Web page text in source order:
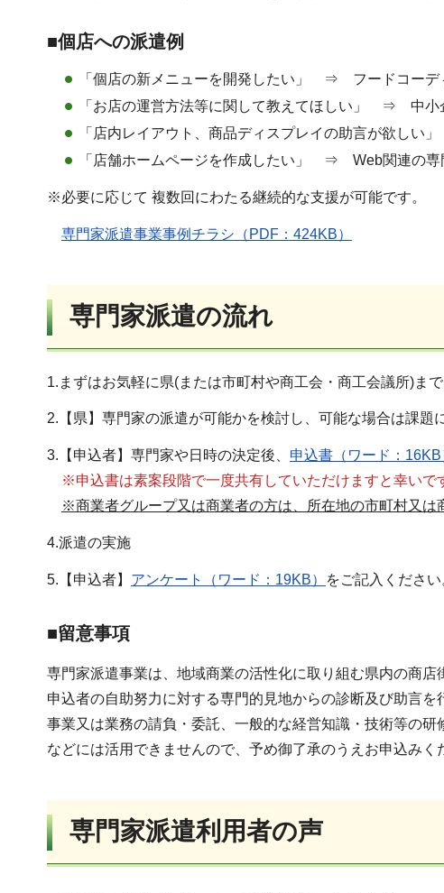
■個店への派遣例
「個店の新メニューを開発したい」 ⇒ フードコーデ
「お店の運営方法等に関して教えてほしい」 ⇒ 中小
「店内レイアウト、商品ディスプレイの助言が欲し
「店舗ホームページを作成したい」 ⇒ Web関連の専
※必要に応じて 複数回にわたる継続的な支援が可能です。
専門家派遣事業事例チラシ（PDF：424KB）
専門家派遣の流れ
1.まずはお気軽に県(または市町村や商工会・商工会議所)まで
2.【県】専門家の派遣が可能かを検討し、可能な場合は課題
3.【申込者】専門家や日時の決定後、 申込書（ワード：16KB
※申込書は素案段階で一度共有していただけますと幸いで
※商業者グループ又は商業者の方は、所在地の市町村又は
4.派遣の実施
5.【申込者】 アンケート（ワード：19KB） をご記入ください
■留意事項
専門家派遣事業は、地域商業の活性化に取り組む県内の商店
申込者の自助努力に対する専門的見地からの診断及び助言を
事業又は業務の請負・委託、一般的な経営知識・技術等の
などには活用できませんので、予め御了承のうえお申込みく
専門家派遣利用者の声